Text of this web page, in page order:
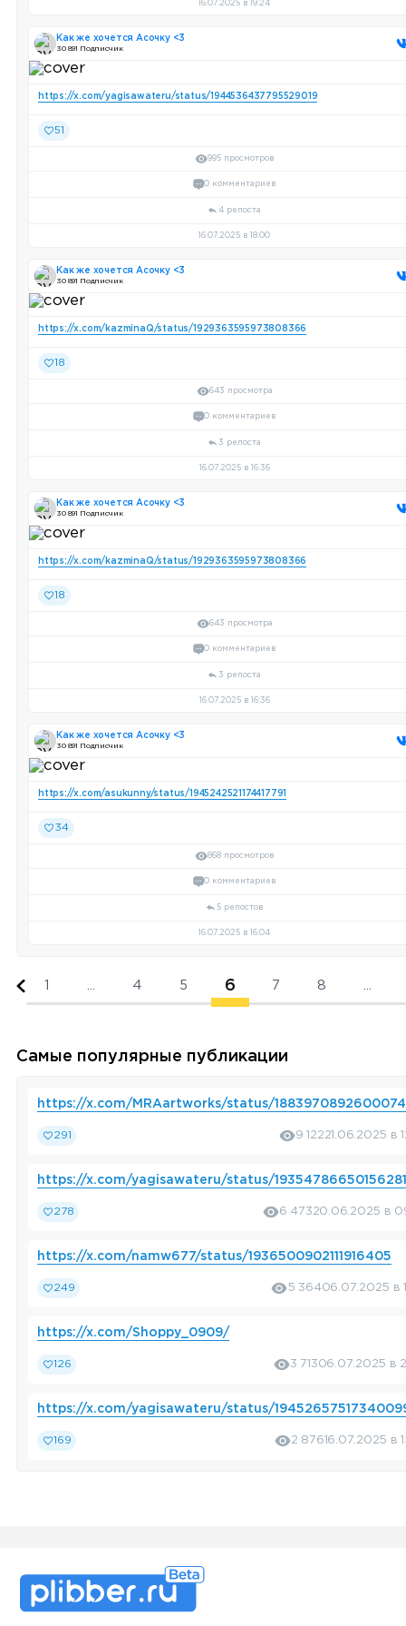
16.07.2025 в 19:24
Как же хочется Асочку <3
30 891 Подписчик
https://x.com/yagisawateru/status/1944536437795529019
51
995 просмотров
0 комментариев
4 репоста
16.07.2025 в 18:00
Как же хочется Асочку <3
30 891 Подписчик
https://x.com/kazminaQ/status/1929363595973808366
18
643 просмотра
0 комментариев
3 репоста
16.07.2025 в 16:36
Как же хочется Асочку <3
30 891 Подписчик
https://x.com/kazminaQ/status/1929363595973808366
18
643 просмотра
0 комментариев
3 репоста
16.07.2025 в 16:36
Как же хочется Асочку <3
30 891 Подписчик
https://x.com/asukunny/status/1945242521174417791
34
868 просмотров
0 комментариев
5 репостов
16.07.2025 в 16:04
1 4 5 6 7 8
Самые популярные публикации
https://x.com/MRAartworks/status/
291 9 12221.06.2025 в
https://x.com/yagisawateru/status/
278 6 47320.06.2025 в
https://x.com/namw677/status/1936500902111916405
249 5 36406.07.2025 в
https://x.com/Shoppy_0909/
126 3 71306.07.2025 в
https://x.com/yagisawateru/status/
169 2 87616.07.2025 в